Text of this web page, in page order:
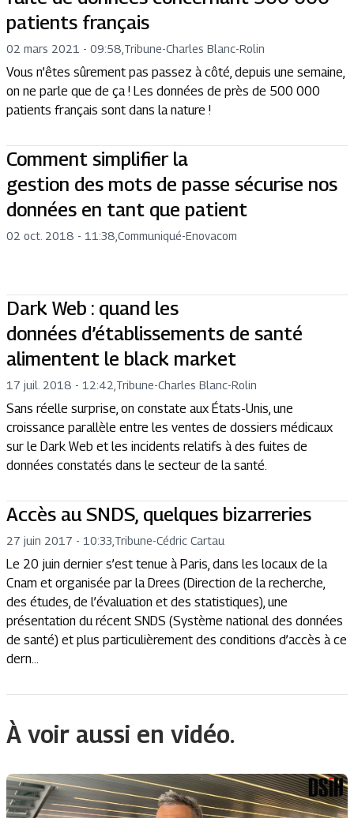
patients français
02 mars 2021 - 09:58 Tribune-Charles Blanc-Rolin
Vous n’êtes sûrement pas passez à côté, depuis une semaine,
on ne parle que de ça ! Les données de près de 500 000
patients français sont dans la nature !
Comment simplifier la
gestion des mots de passe sécurise nos
données en tant que patient
02 oct. 2018 - 11:38 Communiqué-Enovacom
Dark Web : quand les
données d’établissements de santé
alimentent le black market
17 juil. 2018 - 12:42 Tribune-Charles Blanc-Rolin
Sans réelle surprise, on constate aux États-Unis, une
croissance parallèle entre les ventes de dossiers médicaux
sur le Dark Web et les incidents relatifs à des fuites de
données constatés dans le secteur de la santé.
Accès au SNDS, quelques bizarreries
27 juin 2017 - 10:33 Tribune-Cédric Cartau
Le 20 juin dernier s’est tenue à Paris, dans les locaux de la
Cnam et organisée par la Drees (Direction de la recherche,
des études, de l’évaluation et des statistiques), une
présentation du récent SNDS (Système national des données
de santé) et plus particulièrement des conditions d’accès à ce
dern...
À voir aussi en vidéo.